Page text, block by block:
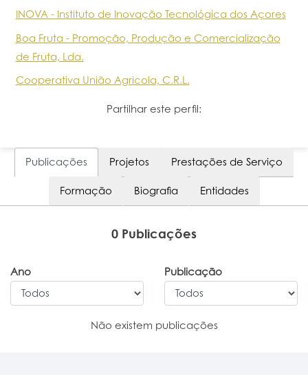
INOVA - Instituto de Inovação Tecnológica dos Açores
Boa Fruta - Promoção, Produção e Comercialização
de Fruta, Lda.
Cooperativa União Agricola, C.R.L.
Partilhar este perfil:
Publicações Projetos Prestações de Serviço
Formação Biografia Entidades
0 Publicações
Ano Publicação
Não existem publicações